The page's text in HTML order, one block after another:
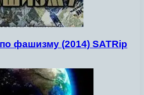
фашизму (2014) SATRip